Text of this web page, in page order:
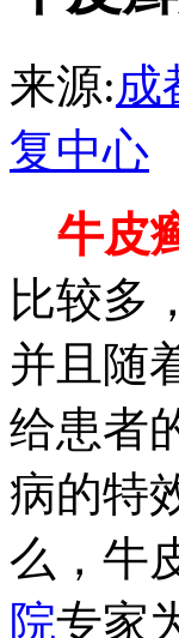
来源:成
复中心
牛皮
比较多
并且随
给患者
病的特
么，牛
院专家